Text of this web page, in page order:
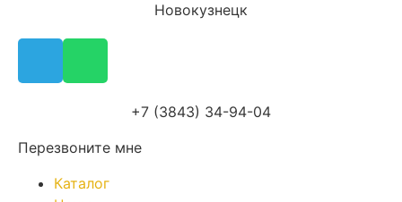
Новокузнецк
+7 (3843) 34-94-04
Перезвоните мне
Каталог